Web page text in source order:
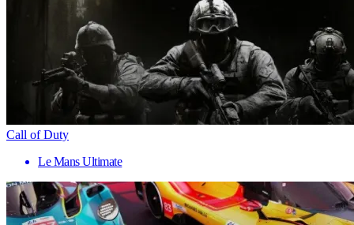
Call of Duty
Le Mans Ultimate